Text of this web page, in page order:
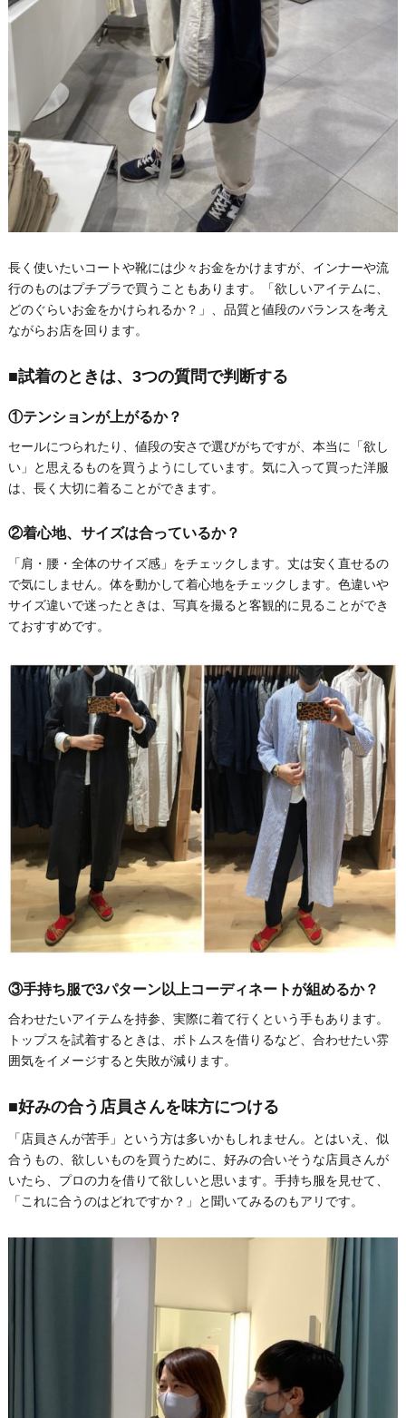
長く使いたいコートや靴には少々お金をかけますが、インナーや流
行のものはプチプラで買うこともあります。「欲しいアイテムに、
どのぐらいお金をかけられるか？」、品質と値段のバランスを考え
ながらお店を回ります。
■試着のときは、3つの質問で判断する
①テンションが上がるか？
セールにつられたり、値段の安さで選びがちですが、本当に「欲し
い」と思えるものを買うようにしています。気に入って買った洋服
は、長く大切に着ることができます。
②着心地、サイズは合っているか？
「肩・腰・全体のサイズ感」をチェックします。丈は安く直せるの
で気にしません。体を動かして着心地をチェックします。色違いや
サイズ違いで迷ったときは、写真を撮ると客観的に見ることができ
ておすすめです。
③手持ち服で3パターン以上コーディネートが組めるか？
合わせたいアイテムを持参、実際に着て行くという手もあります。
トップスを試着するときは、ボトムスを借りるなど、合わせたい雰
囲気をイメージすると失敗が減ります。
■好みの合う店員さんを味方につける
「店員さんが苦手」という方は多いかもしれません。とはいえ、似
合うもの、欲しいものを買うために、好みの合いそうな店員さんが
いたら、プロの力を借りて欲しいと思います。手持ち服を見せて、
「これに合うのはどれですか？」と聞いてみるのもアリです。